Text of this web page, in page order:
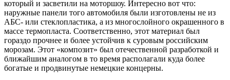
который и засветили на моторшоу. Интересно вот что:
наружные панели того автомобиля были изготовлены не из
АБС- или стеклопластика, а из многослойного окрашенного в
массе термопласта. Соответственно, этот материал был
гораздо прочнее и более устойчив к суровым российским
морозам. Этот «композит» был отечественной разработкой и
ближайшим аналогом в то время располагали куда более
богатые и продвинутые немецкие концерны.